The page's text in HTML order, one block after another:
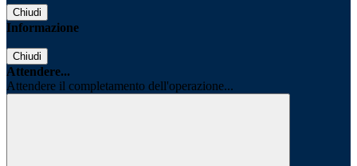
Chiudi
Informazione
Chiudi
Attendere...
Attendere il completamento dell'operazione...